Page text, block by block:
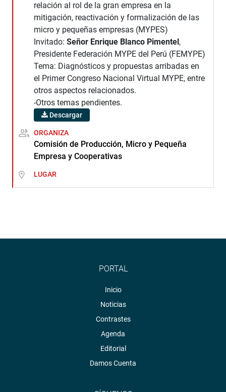
relación al rol de la gran empresa en la
mitigación, reactivación y formalización de las
micro y pequeñas empresas (MYPES)
Invitado: Señor Enrique Blanco Pimentel,
Presidente Federación MYPE del Perú (FEMYPE)
Tema: Diagnósticos y propuestas arribadas en
el Primer Congreso Nacional Virtual MYPE, entre
otros aspectos relacionados.
-Otros temas pendientes.
Descargar
ORGANIZA
Comisión de Producción, Micro y Pequeña
Empresa y Cooperativas
LUGAR
PORTAL
Inicio
Noticias
Contrastes
Agenda
Editorial
Damos Cuenta